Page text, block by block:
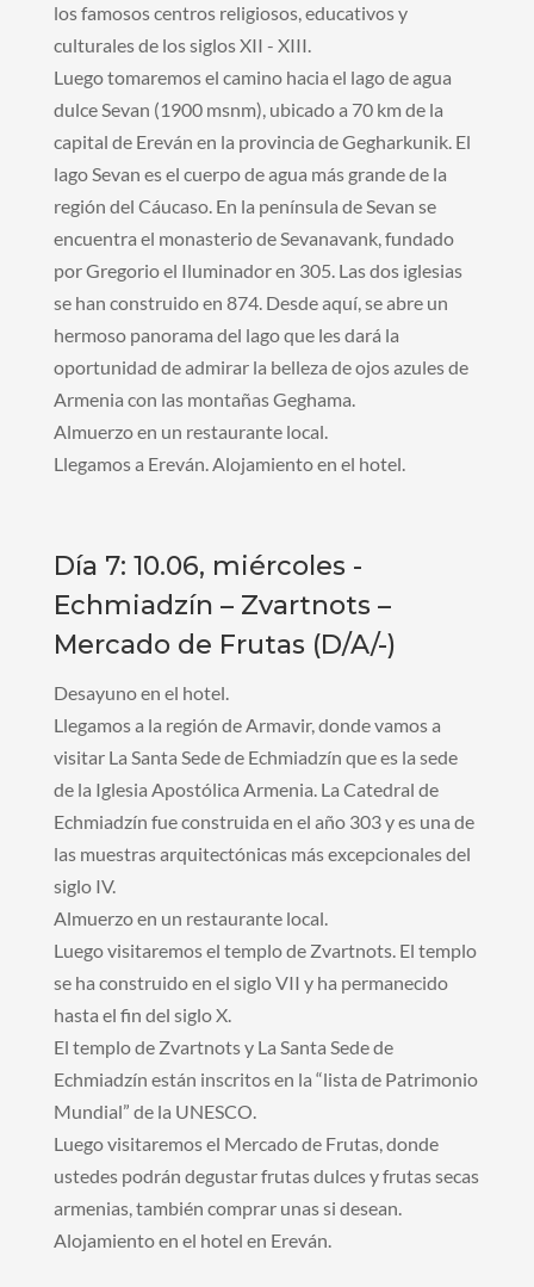
los famosos centros religiosos, educativos y
culturales de los siglos XII - XIII.
Luego tomaremos el camino hacia el lago de agua
dulce Sevan (1900 msnm), ubicado a 70 km de la
capital de Ereván en la provincia de Gegharkunik. El
lago Sevan es el cuerpo de agua más grande de la
región del Cáucaso. En la península de Sevan se
encuentra el monasterio de Sevanavank, fundado
por Gregorio el Iluminador en 305. Las dos iglesias
se han construido en 874. Desde aquí, se abre un
hermoso panorama del lago que les dará la
oportunidad de admirar la belleza de ojos azules de
Armenia con las montañas Geghama.
Almuerzo en un restaurante local.
Llegamos a Ereván. Alojamiento en el hotel.
Día 7: 10.06, miércoles -
Echmiadzín – Zvartnots –
Mercado de Frutas (D/A/-)
Desayuno en el hotel.
Llegamos a la región de Armavir, donde vamos a
visitar La Santa Sede de Echmiadzín que es la sede
de la Iglesia Apostólica Armenia. La Catedral de
Echmiadzín fue construida en el año 303 y es una de
las muestras arquitectónicas más excepcionales del
siglo IV.
Almuerzo en un restaurante local.
Luego visitaremos el templo de Zvartnots. El templo
se ha construido en el siglo VII y ha permanecido
hasta el fin del siglo X.
El templo de Zvartnots y La Santa Sede de
Echmiadzín están inscritos en la “lista de Patrimonio
Mundial” de la UNESCO.
Luego visitaremos el Mercado de Frutas, donde
ustedes podrán degustar frutas dulces y frutas secas
armenias, también comprar unas si desean.
Alojamiento en el hotel en Ereván.